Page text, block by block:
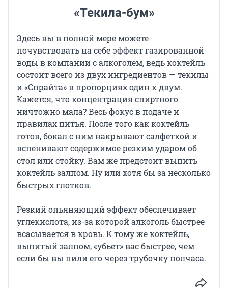
«Текила-бум»
Здесь вы в полной мере можете
почувствовать на себе эффект газированной
воды в компании с алкоголем, ведь коктейль
состоит всего из двух ингредиентов — текилы
и «Спрайта» в пропорциях один к двум.
Кажется, что концентрация спиртного
ничтожно мала? Весь фокус в подаче и
правилах питья. После того как коктейль
готов, бокал с ним накрывают салфеткой и
вспенивают содержимое резким ударом об
стол или стойку. Вам же предстоит выпить
коктейль залпом. Ну или хотя бы за несколько
быстрых глотков.
Резкий опьяняющий эффект обеспечивает
углекислота, из-за которой алкоголь быстрее
всасывается в кровь. К тому же коктейль,
выпитый залпом, «убьет» вас быстрее, чем
если бы вы пили его через трубочку полчаса.